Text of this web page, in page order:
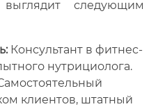
следующим
Консультант в фитнес-
нутрициолога.
клиентов, штатный